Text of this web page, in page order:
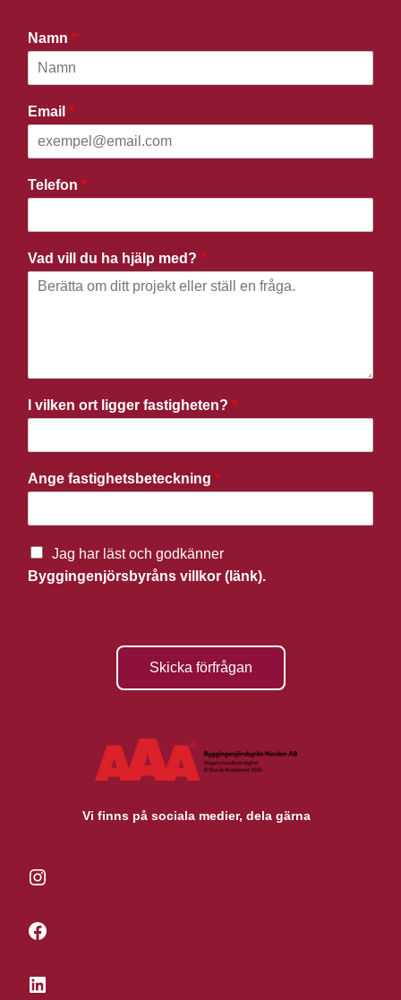
Namn *
Email *
Telefon *
Vad vill du ha hjälp med? *
I vilken ort ligger fastigheten? *
Ange fastighetsbeteckning *
Jag har läst och godkänner
Byggingenjörsbyråns villkor (länk).
Skicka förfrågan
Vi finns på sociala medier, dela gärna
Instagram
Facebook
LinkedIn